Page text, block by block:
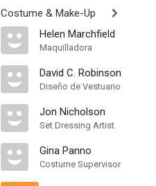
Costume & Make-Up
Helen Marchfield
Maquilladora
David C. Robinson
Diseño de Vestuario
Jon Nicholson
Set Dressing Artist
Gina Panno
Costume Supervisor